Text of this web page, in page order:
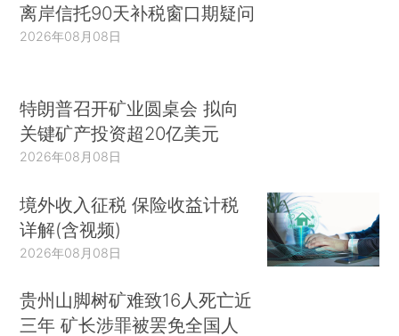
离岸信托90天补税窗口期疑问
2026年08月08日
特朗普召开矿业圆桌会 拟向
关键矿产投资超20亿美元
2026年08月08日
境外收入征税 保险收益计税
详解(含视频)
2026年08月08日
贵州山脚树矿难致16人死亡近
三年 矿长涉罪被罢免全国人